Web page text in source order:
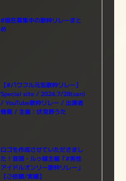
#現在募集中の歌枠リレーまと
め
【#パワフル元気歌枠リレー】
Special site / 2024.7/28(san)
/ YouTube歌枠リレー / 出演者
情報 / 主催：伏見野うた
ロゴを作成させていただきまし
た！音頭・ルゥ様主催「#男性
アイドルオンリー歌枠リレー」
【ご依頼/実績】